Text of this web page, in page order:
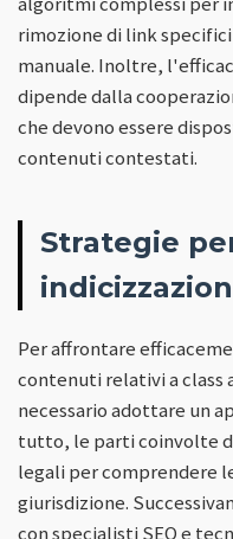
rimozione di link
manuale. Inoltre,
dipende dalla
che devono essere
contenuti contestati.
Strategie
Per affrontare
contenuti relativi a class
necessario adottare un
tutto, le parti coinvolte
legali per comprendere
giurisdizione.
con specialisti SEO e